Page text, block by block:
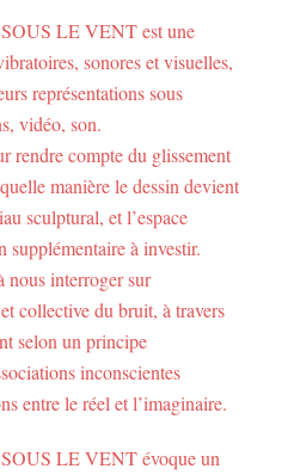
LE VENT est une
sonores et visuelles,
représentations sous
vidéo, son.
rendre compte du glissement
manière le dessin devient
sculptural, et l’espace
supplémentaire à investir.
interroger sur
collective du bruit, à travers
selon un principe
inconscientes
entre le réel et l’imaginaire.
LE VENT évoque un